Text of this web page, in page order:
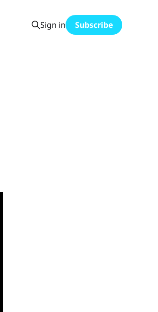
Sign in Subscribe